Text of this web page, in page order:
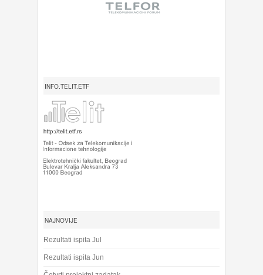
INFO.TELIT.ETF
NAJNOVIJE
Rezultati ispita Jul
Rezultati ispita Jun